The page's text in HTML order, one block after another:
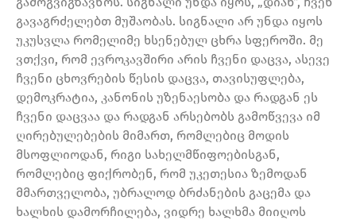
გავაგრძელებთ მუშაობას. სიგნალი არ უნდა იყოს
უკუსვლა რომელიმე ხსენებულ ცხრა სფეროში. მე
ვთქვი, რომ ევროკავშირი არის ჩვენი დაცვა, ასევე
ჩვენი ცხოვრების წესის დაცვა, თავისუფლება,
დემოკრატია, კანონის უზენაესობა და რადგან ეს
ჩვენი დაცვაა და რადგან არსებობს გამოწვევა იმ
ღირებულებების მიმართ, რომლებიც მოდის
მსოფლიოდან, რიგი სახელმწიფოებისგან,
რომლებიც ფიქრობენ, რომ უკეთესია ზემოდან
მმართველობა, უბრალოდ ბრძანების გაცემა და
ხალხის დამორჩილება, ვიდრე ხალხმა მიიღოს